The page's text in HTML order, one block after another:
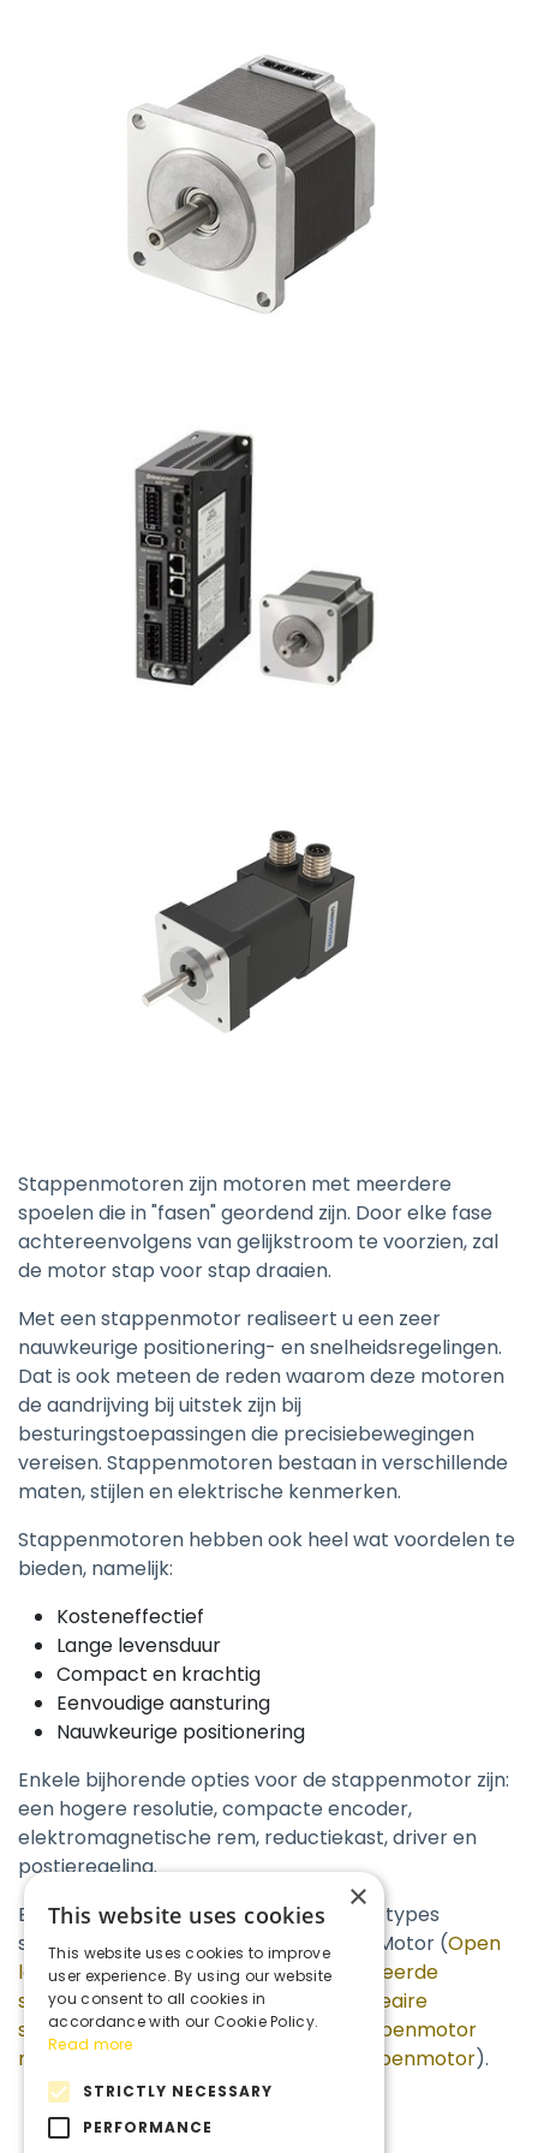
Motoren met opgebouwde sturing
Stappenmotoren zijn motoren met meerdere
spoelen die in "fasen" geordend zijn. Door elke fase
achtereenvolgens van gelijkstroom te voorzien, zal
de motor stap voor stap draaien.
Met een stappenmotor realiseert u een zeer
nauwkeurige positionering- en snelheidsregelingen.
Dat is ook meteen de reden waarom deze motoren
de aandrijving bij uitstek zijn bij
besturingstoepassingen die precisiebewegingen
vereisen. Stappenmotoren bestaan in verschillende
maten, stijlen en elektrische kenmerken.
Stappenmotoren hebben ook heel wat voordelen te
bieden, namelijk:
Kosteneffectief
Lange levensduur
Compact en krachtig
Eenvoudige aansturing
Nauwkeurige positionering
Enkele bijhorende opties voor de stappenmotor zijn:
een hogere resolutie, compacte encoder,
elektromagnetische rem, reductiekast, driver en
postieregeling.
Bij Act in Time bieden we verschillende types
stappenmotor van het merk Oriental Motor (Open
loopenclosed loop), JVL (zie Geïntegreerde
stappenmotoren), HaydonKerk (
zie lineaire
stappenmotoren ) en Unimotion (
Stappenmotor
met encoder
Actuatoren met stappenmotor).
×
This website uses cookies
This website uses cookies to improve
user experience. By using our website
you consent to all cookies in
accordance with our Cookie Policy.
Read more
STRICTLY NECESSARY
PERFORMANCE